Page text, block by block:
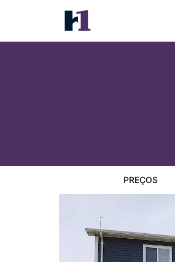
PREÇOS
Whale Cove Inn
Preços